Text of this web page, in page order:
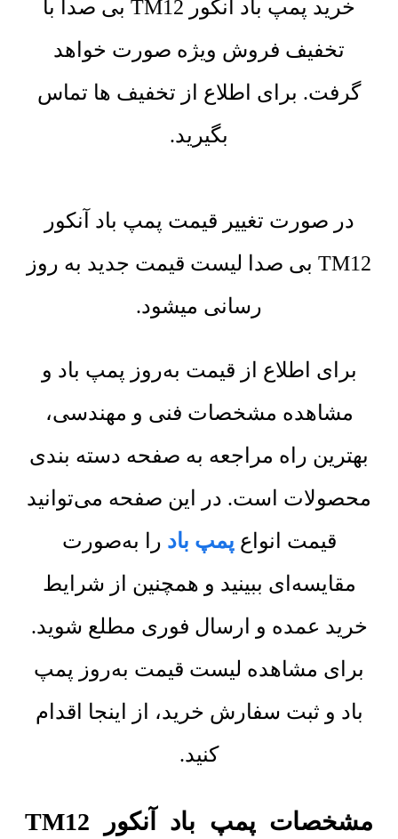
خرید پمپ باد آنکور TM12 بی صدا با
تخفیف فروش ویژه صورت خواهد
گرفت. برای اطلاع از تخفیف ها تماس
بگیرید.
در صورت تغییر قیمت پمپ باد آنکور
TM12 بی صدا لیست قیمت جدید به روز
رسانی میشود.
برای اطلاع از قیمت به‌روز پمپ باد و
مشاهده مشخصات فنی و مهندسی،
بهترین راه مراجعه به صفحه دسته بندی
محصولات است. در این صفحه می‌توانید
قیمت انواع پمپ باد را به‌صورت
مقایسه‌ای ببینید و همچنین از شرایط
خرید عمده و ارسال فوری مطلع شوید.
برای مشاهده لیست قیمت به‌روز پمپ
باد و ثبت سفارش خرید، از اینجا اقدام
کنید.
مشخصات پمپ باد آنکور TM12